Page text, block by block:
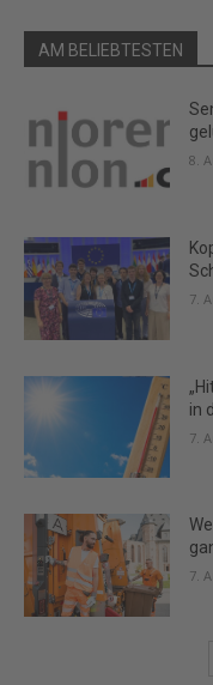
AM BELIEBTESTEN
8.
7.
in
7.
7.